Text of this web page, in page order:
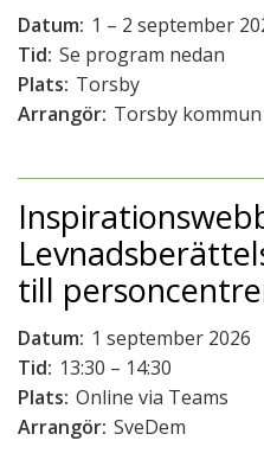
Datum: 1 – 2 september
Tid: Se program nedan
Plats: Torsby
Arrangör: Torsby kommun
till
Datum: 1 september 2026
Tid: 13:30 – 14:30
Plats: Online via Teams
Arrangör: SveDem